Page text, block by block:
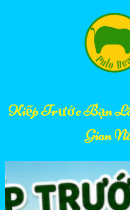
Kiếp Trước Bạn
Gian